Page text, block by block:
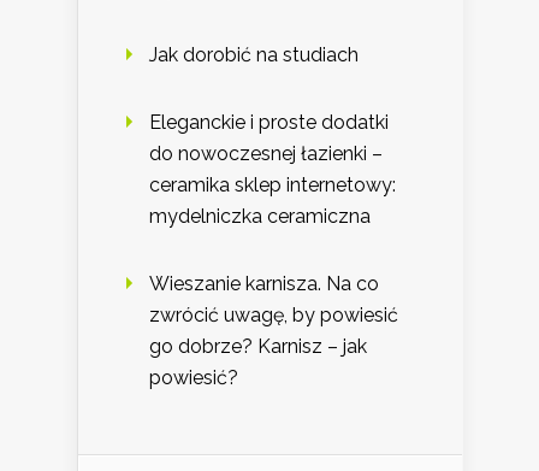
Jak dorobić na studiach
Eleganckie i proste dodatki
do nowoczesnej łazienki –
ceramika sklep internetowy:
mydelniczka ceramiczna
Wieszanie karnisza. Na co
zwrócić uwagę, by powiesić
go dobrze? Karnisz – jak
powiesić?